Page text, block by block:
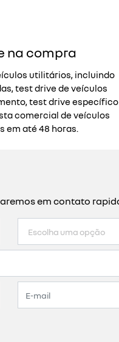
na compra
utilitários, incluindo
test drive de veículos
test drive específico
comercial de veículos
em até 48 horas.
em contato